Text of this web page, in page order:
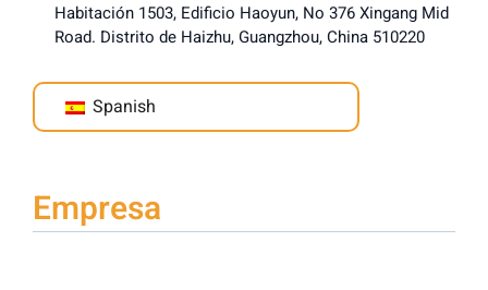
Habitación 1503, Edificio Haoyun, No 376 Xingang Mid
Road. Distrito de Haizhu, Guangzhou, China 510220
Spanish
Empresa